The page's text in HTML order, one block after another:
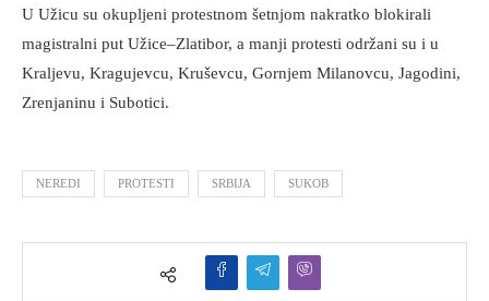
U Užicu su okupljeni protestnom šetnjom nakratko blokirali
magistralni put Užice–Zlatibor, a manji protesti održani su i u
Kraljevu, Kragujevcu, Kruševcu, Gornjem Milanovcu, Jagodini,
Zrenjaninu i Subotici.
NEREDI PROTESTI SRBIJA SUKOB